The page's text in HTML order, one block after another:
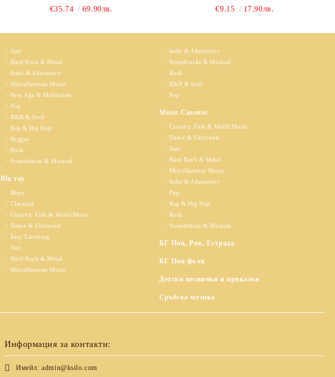
€35.74
69.90лв.
€9.15
17.90лв.
Jazz
Hard Rock & Metal
Indie & Alternative
Miscellaneous Music
New Age & Meditation
Pop
R&B & Soul
Rap & Hip Hop
Reggae
Rock
Soundtracks & Musical
Blu ray
Blues
Classical
Country, Folk & World Music
Dance & Electronic
Easy Listening
Jazz
Hard Rock & Metal
Miscellaneous Music
Indie & Alternative
Soundtracks & Musical
Rock
R&B & Soul
Pop
Music Cassette
Country, Folk & World Music
Dance & Electronic
Jazz
Hard Rock & Metal
Miscellaneous Music
Indie & Alternative
Pop
Rap & Hip Hop
Rock
Soundtracks & Musical
БГ Поп, Рок, Естрада
БГ Поп фолк
Детски песнички и приказки
Сръбска музика
Информация за контакти:
Имейл: admin@ksilo.com